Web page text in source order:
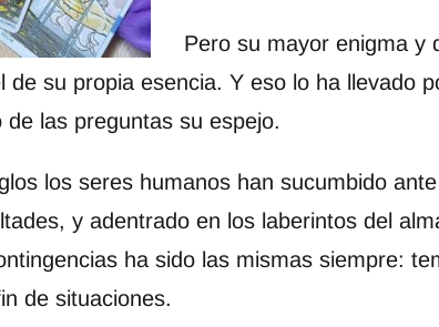
Pero su mayor enigma y
de su propia esencia. Y eso lo ha llevado
las preguntas su espejo.
los seres humanos han sucumbido
y adentrado en los laberintos del
ha sido las mismas siempre:
de situaciones.